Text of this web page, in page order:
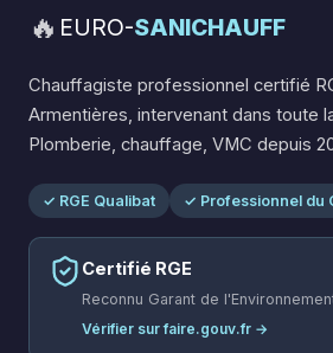
🔥 EURO-SANICHAUFF
Chauffagiste professionnel certifié
Armentières, intervenant dans toute
Plomberie, chauffage, VMC depuis
✓ RGE Qualibat ✓ Professionnel du
Certifié RGE
Reconnu Garant de
Vérifier sur faire.gouv.fr →